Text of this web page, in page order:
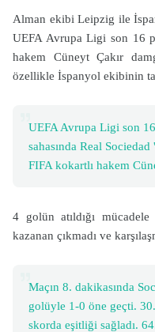
Alman ekibi Leipzig ile
UEFA Avrupa Ligi son 16
hakem Cüneyt Çakır
özellikle İspanyol ekibinin
UEFA Avrupa Ligi son
sahasında Real
FIFA kokartlı hakem
4 golün atıldığı
kazanan çıkmadı ve
Maçın 8. dakikasında
golüyle 1-0 öne geçti.
skorda eşitliği sağladı.